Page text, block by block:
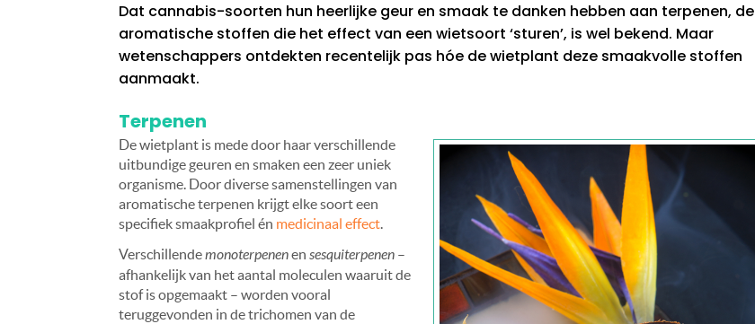
Dat cannabis-soorten hun heerlijke geur en smaak te danken hebben aan terpenen, de
aromatische stoffen die het effect van een wietsoort ‘sturen’, is wel bekend. Maar
wetenschappers ontdekten recentelijk pas hóe de wietplant deze smaakvolle stoffen
aanmaakt.
Terpenen
De wietplant is mede door haar verschillende
uitbundige geuren en smaken een zeer uniek
organisme. Door diverse samenstellingen van
aromatische terpenen krijgt elke soort een
specifiek smaakprofiel én medicinaal effect.
Verschillendemonoterpenenen sesquiterpenen –
afhankelijk van het aantal moleculen waaruit de
stof is opgemaakt – worden vooral
teruggevonden in de trichomen van de